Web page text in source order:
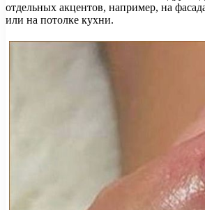
отдельных акцентов, например, на
или на потолке кухни.